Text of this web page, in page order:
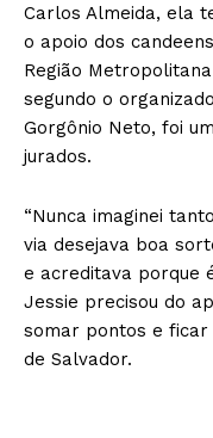
Carlos Almeida, ela
o apoio dos
Região
segundo o
Gorgônio Neto, foi
jurados.
“Nunca imaginei
via desejava boa
e acreditava porque
Jessie precisou do
somar pontos e ficar
de Salvador.